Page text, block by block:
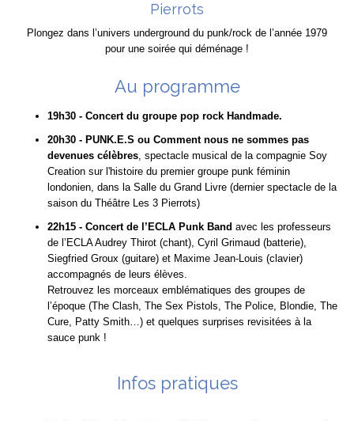
Pierrots
Plongez dans l’univers underground du punk/rock de l’année 1979
pour une soirée qui déménage !
Au programme
19h30 - Concert du groupe pop rock Handmade.
20h30 - PUNK.E.S ou Comment nous ne sommes pas
devenues célèbres, spectacle musical de la compagnie Soy
Creation sur l'histoire du premier groupe punk féminin
londonien, dans la Salle du Grand Livre (dernier spectacle de la
saison du Théâtre Les 3 Pierrots)
22h15 - Concert de l’ECLA Punk Band avec les professeurs
de l’ECLA Audrey Thirot (chant), Cyril Grimaud (batterie),
Siegfried Groux (guitare) et Maxime Jean-Louis (clavier)
accompagnés de leurs élèves.
Retrouvez les morceaux emblématiques des groupes de
l’époque (The Clash, The Sex Pistols, The Police, Blondie, The
Cure, Patty Smith…) et quelques surprises revisitées à la
sauce punk !
Infos pratiques